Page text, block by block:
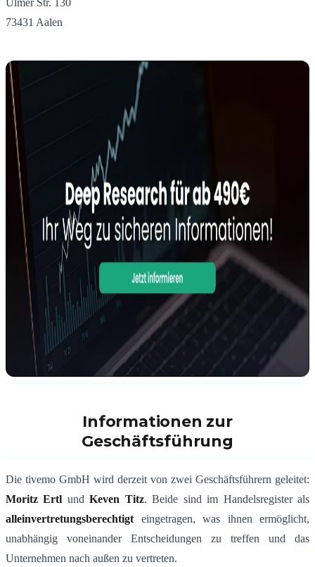
Ulmer Str. 130
73431 Aalen
Informationen zur
Geschäftsführung
Die tivemo GmbH wird derzeit von zwei Geschäftsführern geleitet:
Moritz Ertl undKeven Titz. Beide sind im Handelsregister als
alleinvertretungsberechtigt eingetragen, was ihnen ermöglicht,
unabhängig voneinander Entscheidungen zu treffen und das
Unternehmen nach außen zu vertreten.